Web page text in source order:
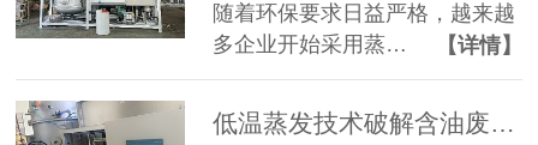
随着环保要求日益严格，越来越
多企业开始采用蒸…
【详情】